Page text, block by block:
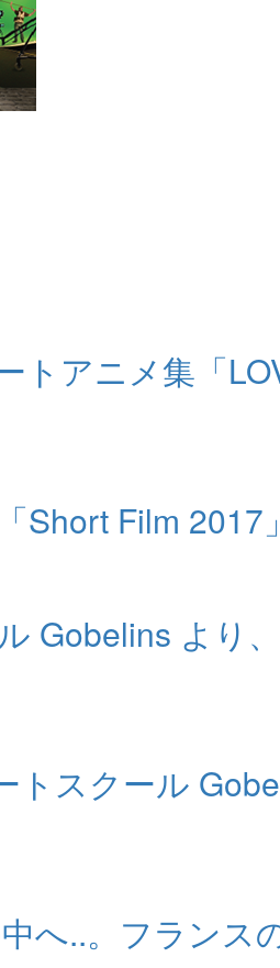
トアニメ集「
Film 2017」
Gobelins より
スクール
へ..。フランス